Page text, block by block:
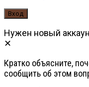
Нужен новый
Кратко объясните,
сообщить об этом